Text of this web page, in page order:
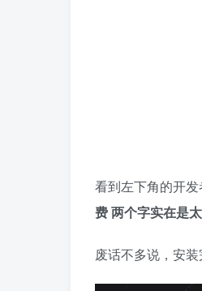
看到左下角的开
费 两个字实在是
废话不多说，安